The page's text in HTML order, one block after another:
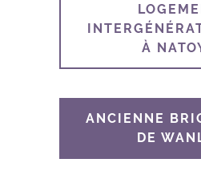
À
ANCIENNE
DE